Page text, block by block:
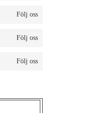
Följ oss
Följ oss
Följ oss